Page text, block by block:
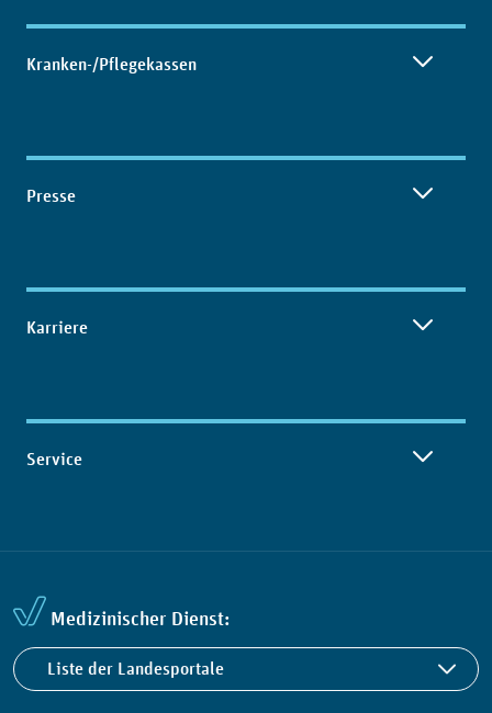
Kranken-/Pflegekassen
Presse
Karriere
Service
Medizinischer Dienst:
Liste der Landesportale